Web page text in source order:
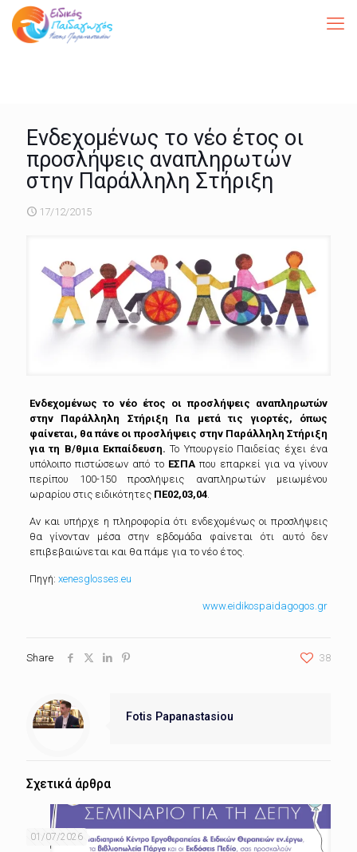
Ενδεχομένως το νέο έτος οι
προσλήψεις αναπληρωτών
στην Παράλληλη Στήριξη
17/12/2015
Ενδεχομένως το νέο έτος οι προσλήψεις αναπληρωτών
στην Παράλληλη Στήριξη
Για μετά τις γιορτές, όπως
φαίνεται, θα πάνε οι προσλήψεις στην Παράλληλη Στήριξη
για τη Β/θμια Εκπαίδευση. Το Υπουργείο Παιδείας έχει ένα
υπόλοιπο πιστώσεων από το ΕΣΠΑπου επαρκεί για να γίνουν
περίπου 100-150 προσλήψεις αναπληρωτών μειωμένου
ωραρίου στις ειδικότητες ΠΕ02,03,04.
Αν και υπήρχε η πληροφορία ότι ενδεχομένως οι προσλήψεις
θα γίνονταν μέσα στην εβδομάδα φαίνεται ότι αυτό δεν
επιβεβαιώνεται και θα πάμε για το νέο έτος.
Πηγή: xenesglosses.eu
www.eidikospaidagogos.gr
Share 38
Fotis Papanastasiou
Σχετικά άρθρα
01/07/2026